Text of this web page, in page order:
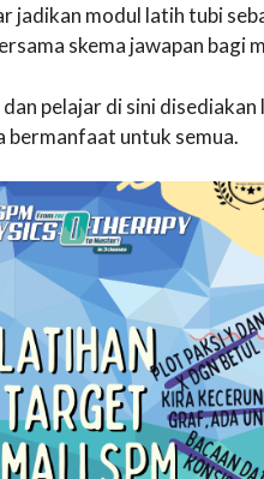
jadikan modul latih tubi
skema jawapan bagi
pelajar di sini
bermanfaat untuk semua.